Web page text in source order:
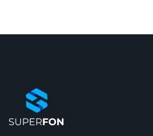
Naziv i vrsta robe:
ReproMarket
EAN:
8806094000795,